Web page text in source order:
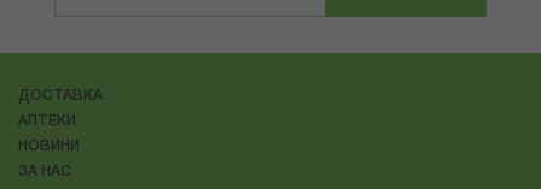
ДОСТАВКА
АПТЕКИ
НОВИНИ
ЗА НАС